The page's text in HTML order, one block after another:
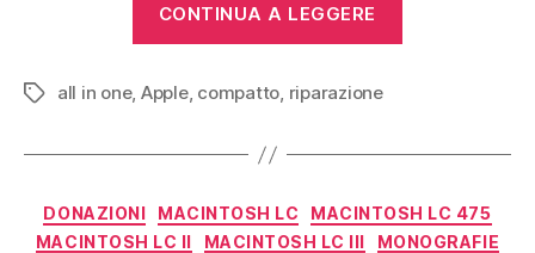
CONTINUA A LEGGERE
Tag all in one, Apple, compatto, riparazione
Categorie
DONAZIONI MACINTOSH LC
MACINTOSH LC 475
MACINTOSH LC II
MACINTOSH LC III
MONOGRAFIE